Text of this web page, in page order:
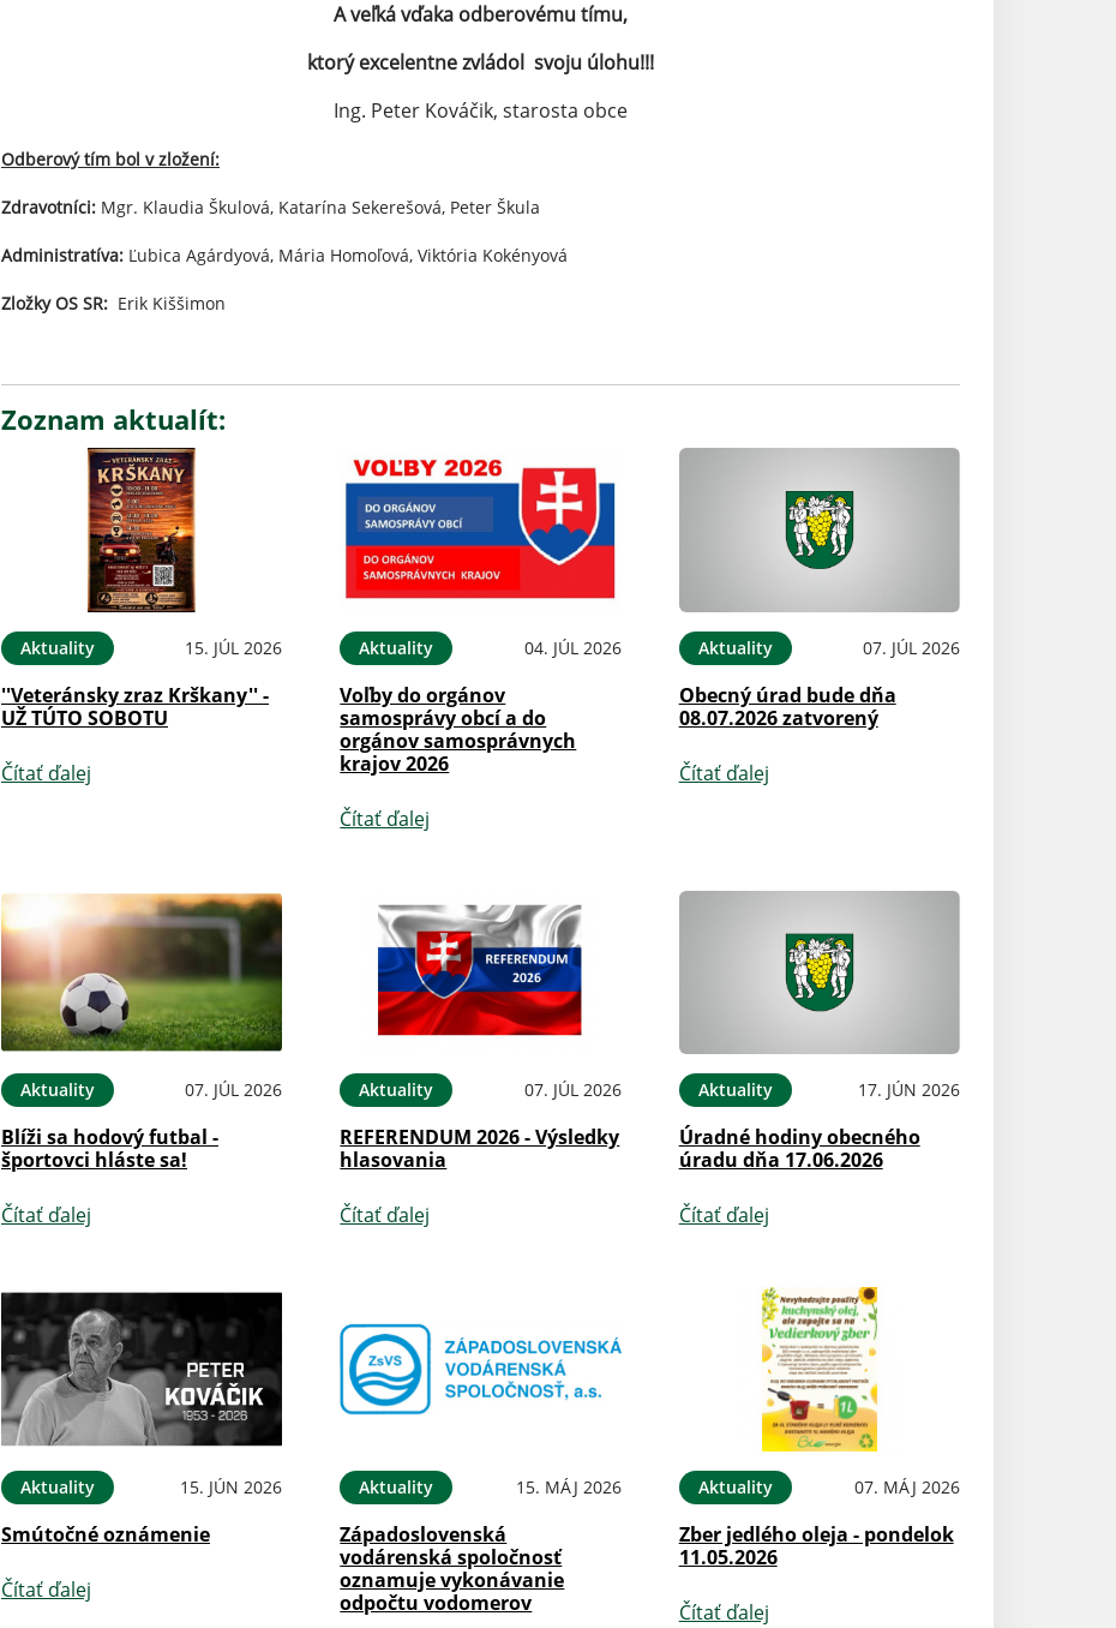
A veľká vďaka odberovému tímu,
ktorý excelentne zvládol svoju úlohu!!!
Ing. Peter Kováčik, starosta obce
Odberový tím bol v zložení:
Zdravotníci: Mgr. Klaudia Škulová, Katarína Sekerešová, Peter Škula
Administratíva: Ľubica Agárdyová, Mária Homoľová, Viktória Kokényová
Zložky OS SR: Erik Kiššimon
Zoznam aktualít:
Aktuality 15. JÚL 2026
''Veteránsky zraz Krškany'' -
UŽ TÚTO SOBOTU
Čítať ďalej
Aktuality 04. JÚL 2026
Voľby do orgánov
samosprávy obcí a do
orgánov samosprávnych
krajov 2026
Čítať ďalej
Aktuality 07. JÚL 2026
Obecný úrad bude dňa
08.07.2026 zatvorený
Čítať ďalej
Aktuality 07. JÚL 2026
Blíži sa hodový futbal -
športovci hláste sa!
Čítať ďalej
Aktuality 07. JÚL 2026
REFERENDUM 2026 - Výsledky
hlasovania
Čítať ďalej
Aktuality 17. JÚN 2026
Úradné hodiny obecného
úradu dňa 17.06.2026
Čítať ďalej
Aktuality 15. JÚN 2026
Smútočné oznámenie
Čítať ďalej
Aktuality 15. MÁJ 2026
Západoslovenská
vodárenská spoločnosť
oznamuje vykonávanie
odpočtu vodomerov
Aktuality 07. MÁJ 2026
Zber jedlého oleja - pondelok
11.05.2026
Čítať ďalej